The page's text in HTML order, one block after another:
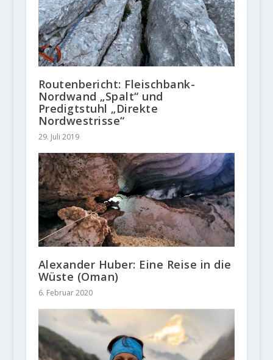
Routenbericht: Fleischbank-
Nordwand „Spalt“ und
Predigtstuhl „Direkte
Nordwestrisse“
29. Juli 2019
Alexander Huber: Eine Reise in die
Wüste (Oman)
6. Februar 2020